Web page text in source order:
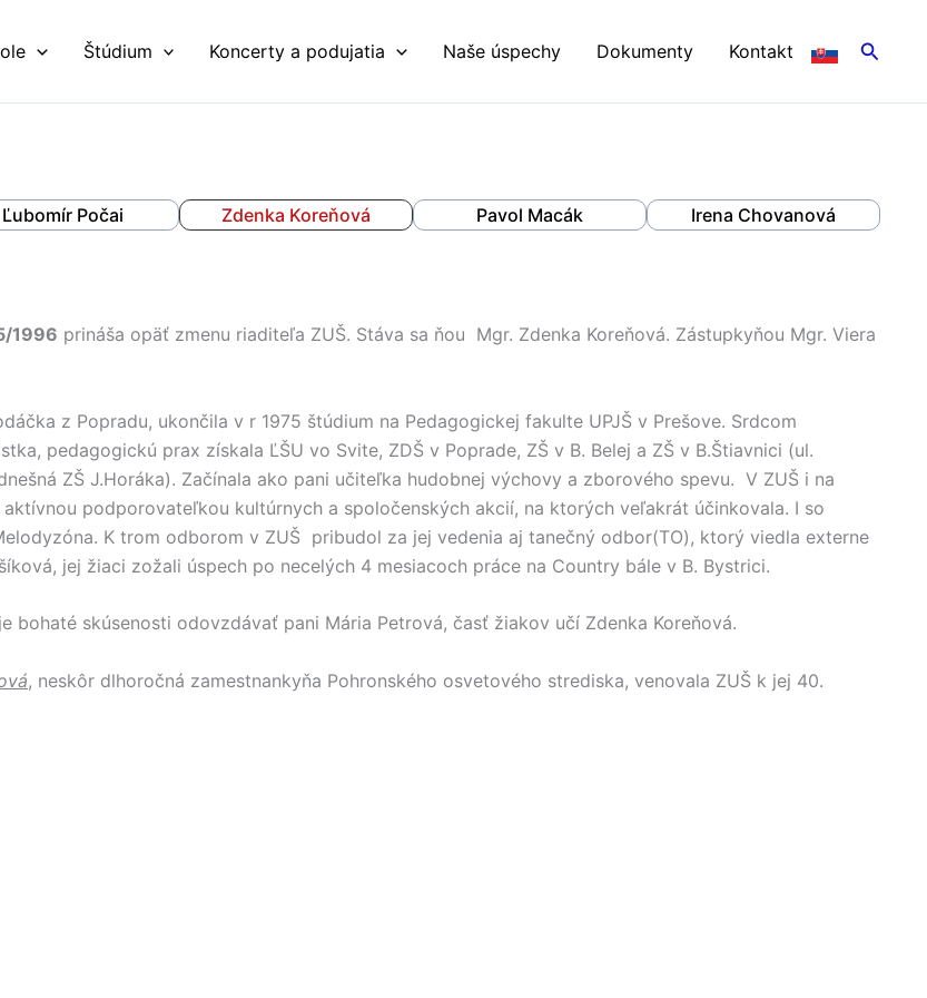
Štúdium Koncerty a podujatia Naše úspechy Dokumenty Kontakt Hľadať
Ľubomír Počai Zdenka Koreňová Pavol Macák Irena Chovanová
1996 prináša opäť zmenu riaditeľa ZUŠ. Stáva sa ňou Mgr. Zdenka Koreňová. Zástupkyňou Mgr. Viera
z Popradu, ukončila v r 1975 štúdium na Pedagogickej fakulte UPJŠ v Prešove. Srdcom
pedagogickú prax získala ĽŠU vo Svite, ZDŠ v Poprade, ZŠ v B. Belej a ZŠ v B.Štiavnici (ul.
ZŠ J.Horáka). Začínala ako pani učiteľka hudobnej výchovy a zborového spevu. V ZUŠ i na
podporovateľkou kultúrnych a spoločenských akcií, na ktorých veľakrát účinkovala. I so
K trom odborom v ZUŠ pribudol za jej vedenia aj tanečný odbor(TO), ktorý viedla externe
jej žiaci zožali úspech po necelých 4 mesiacoch práce na Country bále v B. Bystrici.
bohaté skúsenosti odovzdávať pani Mária Petrová, časť žiakov učí Zdenka Koreňová.
, neskôr dlhoročná zamestnankyňa Pohronského osvetového strediska, venovala ZUŠ k jej 40.